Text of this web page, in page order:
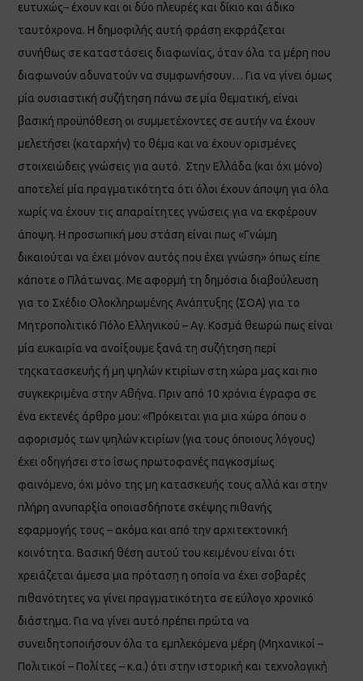
ευτυχώς– έχουν και οι δύο πλευρές και δίκιο και άδικο
ταυτόχρονα. Η δημοφιλής αυτή φράση εκφράζεται
συνήθως σε καταστάσεις διαφωνίας, όταν όλα τα μέρη που
διαφωνούν αδυνατούν να συμφωνήσουν… Για να γίνει όμως
μία ουσιαστική συζήτηση πάνω σε μία θεματική, είναι
βασική προϋπόθεση οι συμμετέχοντες σε αυτήν να έχουν
μελετήσει (καταρχήν) το θέμα και να έχουν ορισμένες
στοιχειώδεις γνώσεις για αυτό. Στην Ελλάδα (και όχι μόνο)
αποτελεί μία πραγματικότητα ότι όλοι έχουν άποψη για όλα
χωρίς να έχουν τις απαραίτητες γνώσεις για να εκφέρουν
άποψη. Η προσωπική μου στάση είναι πως «Γνώμη
δικαιούται να έχει μόνον αυτός που έχει γνώση» όπως είπε
κάποτε ο Πλάτωνας. Με αφορμή τη δημόσια διαβούλευση
για το Σχέδιο Ολοκληρωμένης Ανάπτυξης (ΣΟΑ) για το
Μητροπολιτικό Πόλο Ελληνικού – Αγ. Κοσμά θεωρώ πως είναι
μία ευκαιρία να ανοίξουμε ξανά τη συζήτηση περί
τηςκατασκευής ή μη ψηλών κτιρίων στη χώρα μας και πιο
συγκεκριμένα στην Αθήνα. Πριν από 10 χρόνια έγραφα σε
ένα εκτενές άρθρο μου: «Πρόκειται για μια χώρα όπου ο
αφορισμός των ψηλών κτιρίων (για τους όποιους λόγους)
έχει οδηγήσει στο ίσως πρωτοφανές παγκοσμίως
φαινόμενο, όχι μόνο της μη κατασκευής τους αλλά και στην
πλήρη ανυπαρξία οποιασδήποτε σκέψης πιθανής
εφαρμογής τους – ακόμα και από την αρχιτεκτονική
κοινότητα. Βασική θέση αυτού του κειμένου είναι ότι
χρειάζεται άμεσα μια πρόταση η οποία να έχει σοβαρές
πιθανότητες να γίνει πραγματικότητα σε εύλογο χρονικό
διάστημα. Για να γίνει αυτό πρέπει πρώτα να
συνειδητοποιήσουν όλα τα εμπλεκόμενα μέρη (Μηχανικοί –
Πολιτικοί – Πολίτες – κ.α.) ότι στην ιστορική και τεχνολογική